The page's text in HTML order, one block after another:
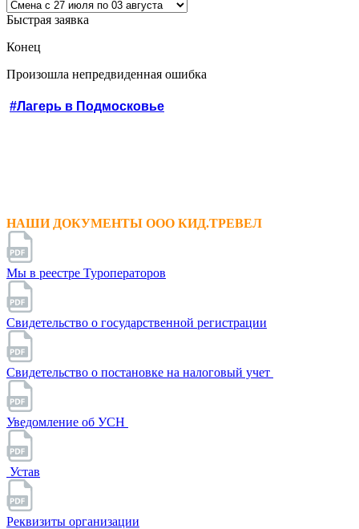
Быстрая заявка
Конец
Произошла непредвиденная ошибка
#Лагерь в Подмосковье
НАШИ ДОКУМЕНТЫ ООО КИД.ТРЕВЕЛ
Мы в реестре Туроператоров
Свидетельство о государственной регистрации
Свидетельство о постановке на налоговый учет
Уведомление об УСН
Устав
Реквизиты организации